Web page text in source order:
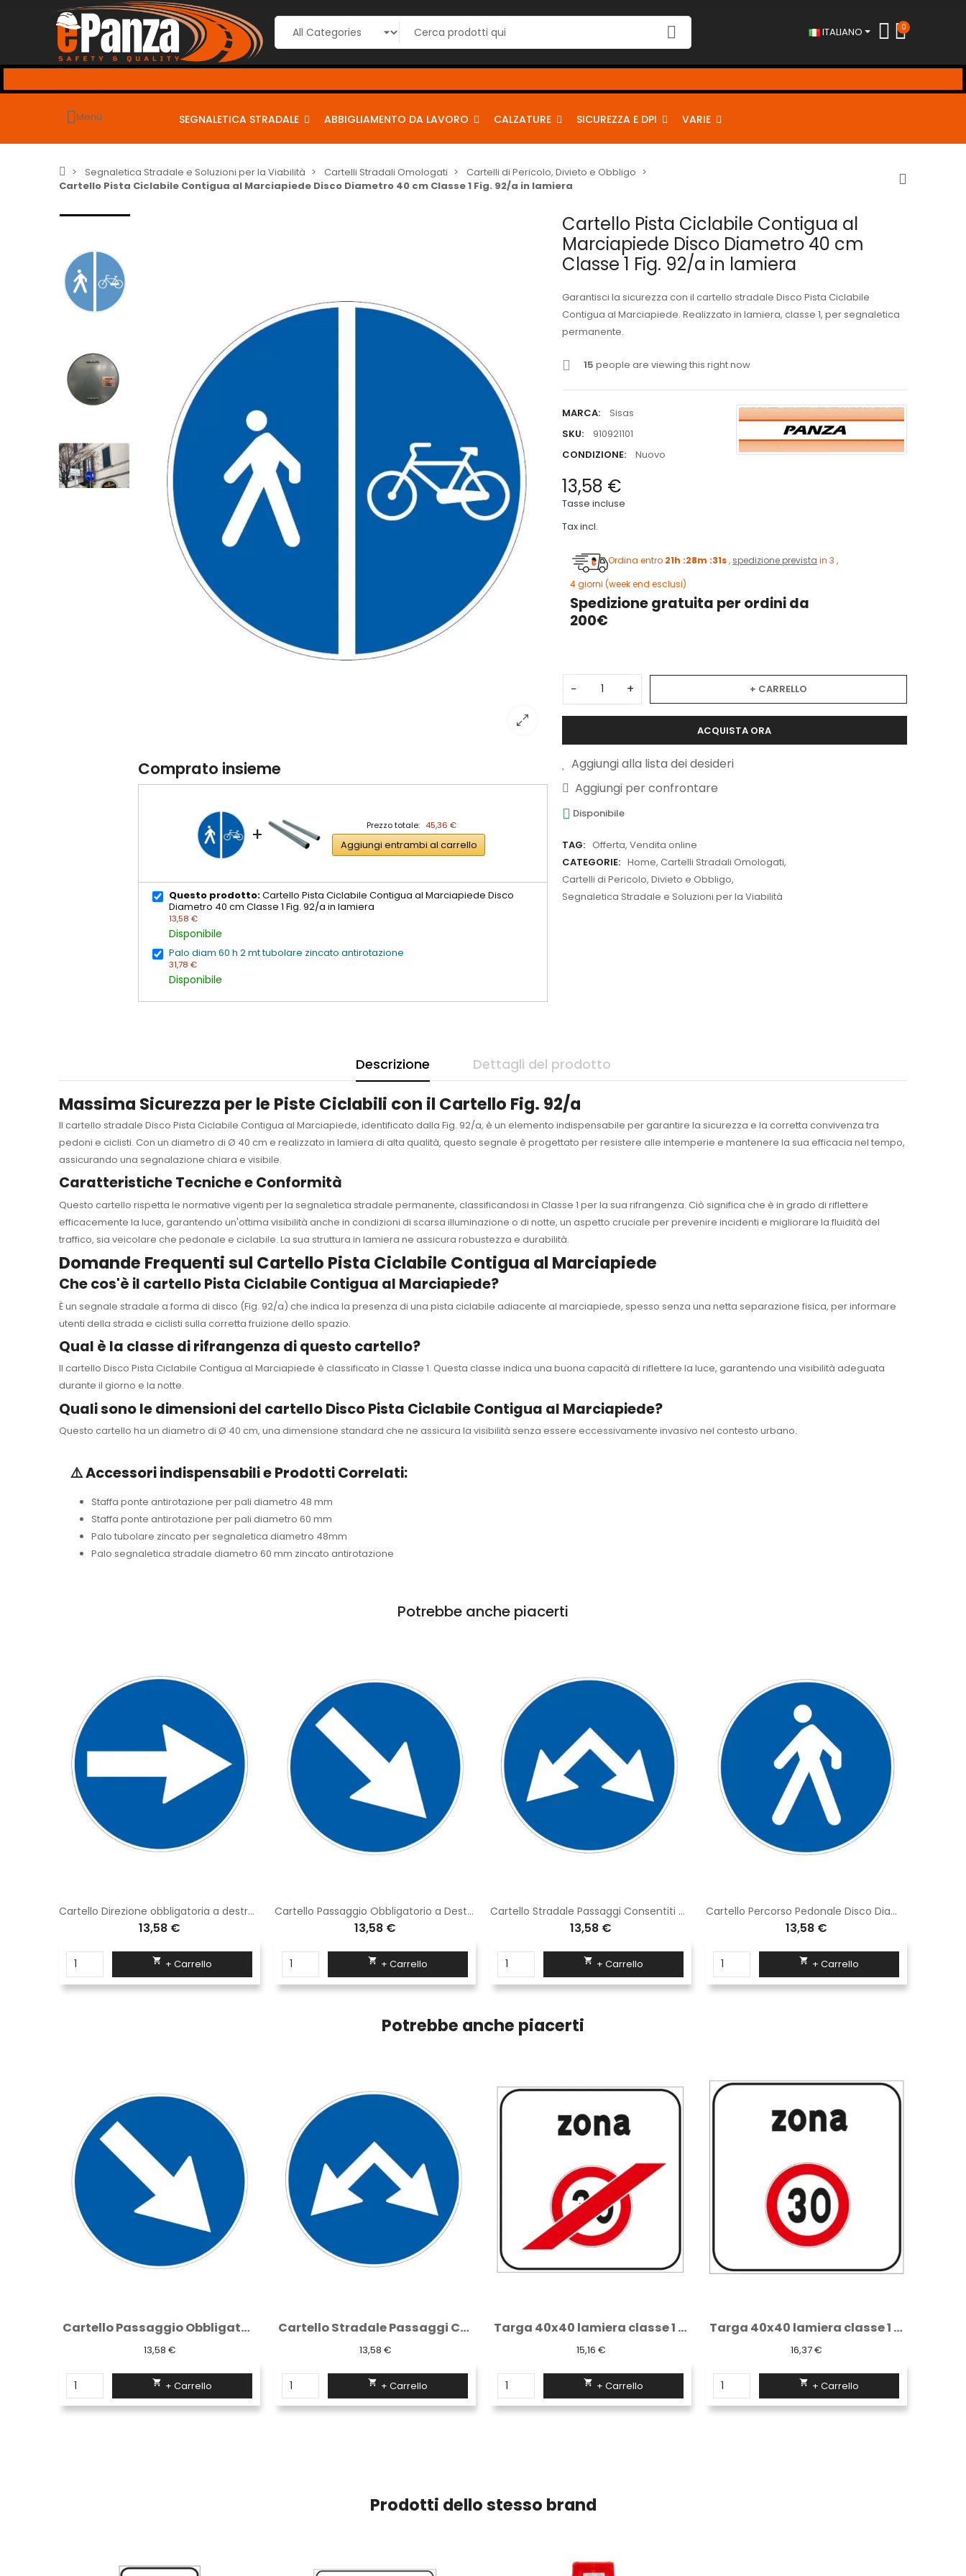
ITALIANO 0
----> CARRELLO SU PREZZI GIÙ, al CHECKOUTusa i seguenti coupon per sconti dal 2% al 10% <-
----
Menù SEGNALETICA STRADALE ABBIGLIAMENTO DA LAVORO CALZATURE SICUREZZA E DPI VARIE
Segnaletica Stradale e Soluzioni per la Viabilità Cartelli Stradali Omologati
Cartelli di Pericolo, Divieto e Obbligo
Cartello Pista Ciclabile Contigua al Marciapiede Disco Diametro 40 cm Classe 1 Fig. 92/a in lamiera
Comprato insieme
+ Prezzo totale: 45,36 €
Aggiungi entrambi al carrello
Questo prodotto:Cartello Pista Ciclabile Contigua al Marciapiede Disco
Diametro 40 cm Classe 1 Fig. 92/a in lamiera
13,58 €
Disponibile
Palo diam 60 h 2 mt tubolare zincato antirotazione
31,78 €
Disponibile
Cartello Pista Ciclabile Contigua al
Marciapiede Disco Diametro 40 cm
Classe 1 Fig. 92/a in lamiera
Garantisci la sicurezza con il cartello stradale Disco Pista Ciclabile
Contigua al Marciapiede. Realizzato in lamiera, classe 1, per segnaletica
permanente.
15 people are viewing this right now
MARCA:
Sisas
SKU:
910921101
CONDIZIONE:
Nuovo
13,58 €
Tasse incluse
Tax incl.
Ordina entro 21h :28m :30s ,spedizione previstain 3 ,
4 giorni (week end esclusi)
Spedizione gratuita per ordini da
200€
− + + CARRELLO
ACQUISTA ORA
Aggiungi alla lista dei desideri
Aggiungi per confrontare
Disponibile
TAG: Offerta, Vendita online
CATEGORIE: Home, Cartelli Stradali Omologati,
Cartelli di Pericolo, Divieto e Obbligo,
Segnaletica Stradale e Soluzioni per la Viabilità
Descrizione Dettagli del prodotto
Massima Sicurezza per le Piste Ciclabili con il Cartello Fig. 92/a
Il cartello stradale Disco Pista Ciclabile Contigua al Marciapiede, identificato dalla Fig. 92/a, è un elemento indispensabile per garantire la sicurezza e la corretta convivenza tra
pedoni e ciclisti. Con un diametro di Ø 40 cm e realizzato in lamiera di alta qualità, questo segnale è progettato per resistere alle intemperie e mantenere la sua efficacia nel tempo,
assicurando una segnalazione chiara e visibile.
Caratteristiche Tecniche e Conformità
Questo cartello rispetta le normative vigenti per la segnaletica stradale permanente, classificandosi in Classe 1 per la sua rifrangenza. Ciò significa che è in grado di riflettere
efficacemente la luce, garantendo un'ottima visibilità anche in condizioni di scarsa illuminazione o di notte, un aspetto cruciale per prevenire incidenti e migliorare la fluidità del
traffico, sia veicolare che pedonale e ciclabile. La sua struttura in lamiera ne assicura robustezza e durabilità.
Domande Frequenti sul Cartello Pista Ciclabile Contigua al Marciapiede
Che cos'è il cartello Pista Ciclabile Contigua al Marciapiede?
È un segnale stradale a forma di disco (Fig. 92/a) che indica la presenza di una pista ciclabile adiacente al marciapiede, spesso senza una netta separazione fisica, per informare
utenti della strada e ciclisti sulla corretta fruizione dello spazio.
Qual è la classe di rifrangenza di questo cartello?
Il cartello Disco Pista Ciclabile Contigua al Marciapiede è classificato in Classe 1. Questa classe indica una buona capacità di riflettere la luce, garantendo una visibilità adeguata
durante il giorno e la notte.
Quali sono le dimensioni del cartello Disco Pista Ciclabile Contigua al Marciapiede?
Questo cartello ha un diametro di Ø 40 cm, una dimensione standard che ne assicura la visibilità senza essere eccessivamente invasivo nel contesto urbano.
⚠️ Accessori indispensabili e Prodotti Correlati:
Staffa ponte antirotazione per pali diametro 48 mm
Staffa ponte antirotazione per pali diametro 60 mm
Palo tubolare zincato per segnaletica diametro 48mm
Palo segnaletica stradale diametro 60 mm zincato antirotazione
Potrebbe anche piacerti
Cartello Direzione obbligatoria a destra Disco Diametro 40 cm Classe 1 Fig. 80/c in lamiera
13,58 €
 + Carrello
Cartello Passaggio Obbligatorio a Destra Disco Diametro 40 cm Classe 1 Fig. 82/b in lamiera
13,58 €
 + Carrello
Cartello Stradale Passaggi Consentiti Disco Diametro 40 cm Classe 1 Fig. 83 in lamiera
13,58 €
 + Carrello
Cartello Percorso Pedonale Disco Diametro 40 cm Classe 1 Fig. 88 Lamiera
13,58 €
 + Carrello
Potrebbe anche piacerti
Cartello Passaggio Obbligatorio a Destra...
13,58 €
 + Carrello
Cartello Stradale Passaggi Consentiti...
13,58 €
 + Carrello
Targa 40x40 lamiera classe 1 fig. 323/b "...
15,16 €
 + Carrello
Targa 40x40 lamiera classe 1 fig. 323/a "...
16,37 €
 + Carrello
Prodotti dello stesso brand